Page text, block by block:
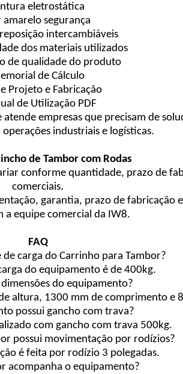
eletrostática
amarelo segurança
intercambiáveis
dos materiais utilizados
de qualidade do produto
de Cálculo
Projeto e Fabricação
de Utilização PDF
empresas que precisam de
industriais e logísticas.
de Tambor com Rodas
conforme quantidade, prazo de
comerciais.
garantia, prazo de fabricação
a equipe comercial da IW8.
FAQ
de carga do Carrinho para Tambor?
do equipamento é de 400kg.
dimensões do equipamento?
altura, 1300 mm de comprimento e
possui gancho com trava?
com gancho com trava 500kg.
possui movimentação por rodízios?
é feita por rodízio 3 polegadas.
acompanha o equipamento?